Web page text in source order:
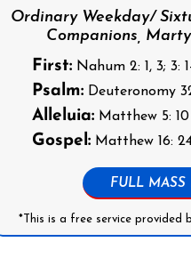
Ordinary Weekday/
Companions,
First:Nahum 2: 1, 3; 3:
Psalm:Deuteronomy
Alleluia:Matthew 5: 10
Gospel:Matthew 16:
FULL MASS
*This is a free service provided